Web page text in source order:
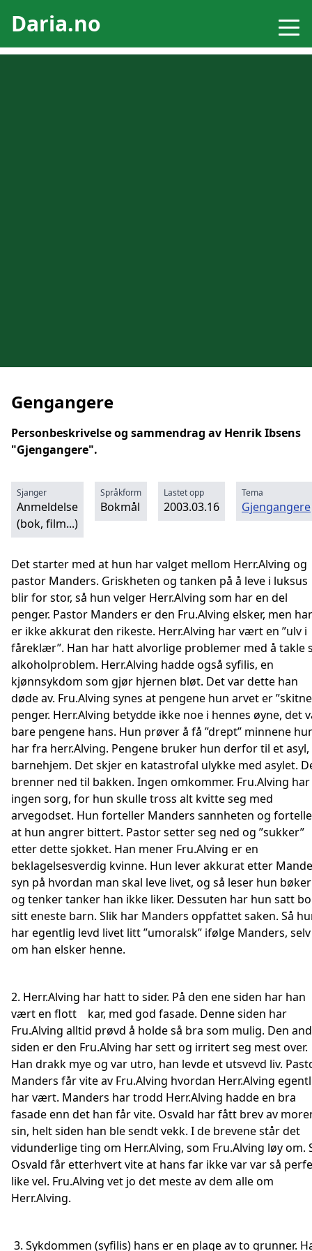
Daria.no
Gengangere
Personbeskrivelse og sammendrag av Henrik Ibsens
"Gjengangere".
Sjanger
Anmeldelse
(bok, film...)
Språkform
Bokmål
Lastet opp
2003.03.16
Tema
Gjengangere
Det starter med at hun har valget mellom Herr.Alving og
pastor Manders. Griskheten og tanken på å leve i luksus
blir for stor, så hun velger Herr.Alving som har en del
penger. Pastor Manders er den Fru.Alving elsker, men
er ikke akkurat den rikeste. Herr.Alving har vært en ”ulv i
fåreklær”. Han har hatt alvorlige problemer med å takle
alkoholproblem. Herr.Alving hadde også syfilis, en
kjønnsykdom som gjør hjernen bløt. Det var dette han
døde av. Fru.Alving synes at pengene hun arvet er
penger. Herr.Alving betydde ikke noe i hennes øyne, det
bare pengene hans. Hun prøver å få ”drept” minnene
har fra herr.Alving. Pengene bruker hun derfor til et asyl,
barnehjem. Det skjer en katastrofal ulykke med asylet.
brenner ned til bakken. Ingen omkommer. Fru.Alving har
ingen sorg, for hun skulle tross alt kvitte seg med
arvegodset. Hun forteller Manders sannheten og
at hun angrer bittert. Pastor setter seg ned og ”sukker”
etter dette sjokket. Han mener Fru.Alving er en
beklagelsesverdig kvinne. Hun lever akkurat etter
syn på hvordan man skal leve livet, og så leser hun bøker
og tenker tanker han ikke liker. Dessuten har hun satt
sitt eneste barn. Slik har Manders oppfattet saken. Så
har egentlig levd livet litt ”umoralsk” ifølge Manders, selv
om han elsker henne.
2. Herr.Alving har hatt to sider. På den ene siden har han
vært en flott kar, med god fasade. Denne siden har
Fru.Alving alltid prøvd å holde så bra som mulig. Den
siden er den Fru.Alving har sett og irritert seg mest over.
Han drakk mye og var utro, han levde et utsvevd liv.
Manders får vite av Fru.Alving hvordan Herr.Alving
har vært. Manders har trodd Herr.Alving hadde en bra
fasade enn det han får vite. Osvald har fått brev av
sin, helt siden han ble sendt vekk. I de brevene står det
vidunderlige ting om Herr.Alving, som Fru.Alving løy om.
Osvald får etterhvert vite at hans far ikke var var så
like vel. Fru.Alving vet jo det meste av dem alle om
Herr.Alving.
3. Sykdommen (syfilis) hans er en plage av to grunner.